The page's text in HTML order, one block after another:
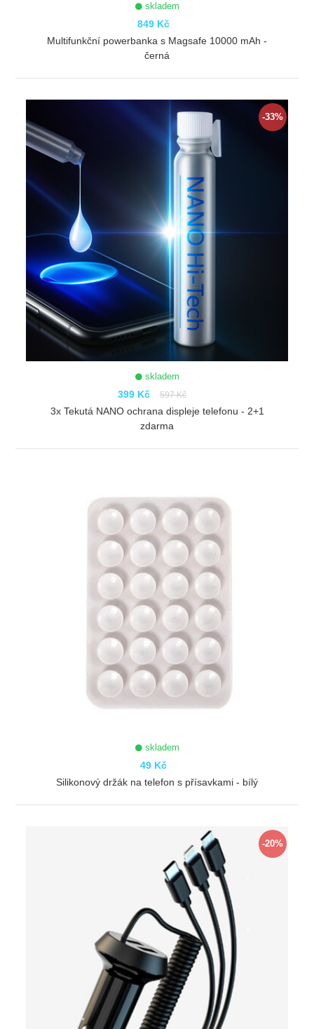
skladem
849 Kč
ZOBRAZIT
Multifunkční powerbanka s Magsafe 10000 mAh -
černá
-33%
skladem
399 Kč 597 Kč
3x Tekutá NANO ochrana displeje telefonu - 2+1
zdarma
skladem
49 Kč
Silikonový držák na telefon s přísavkami - bílý
-20%